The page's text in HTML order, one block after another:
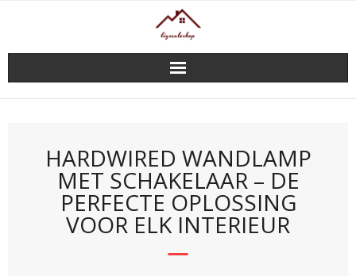
HARDWIRED WANDLAMP
MET SCHAKELAAR – DE
PERFECTE OPLOSSING
VOOR ELK INTERIEUR